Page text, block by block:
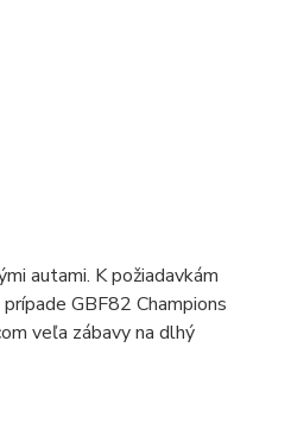
autami. K požiadavkám
GBF82 Champions
veľa zábavy na dlhý